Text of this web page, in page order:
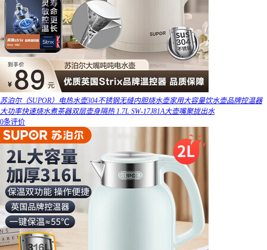
苏泊尔（SUPOR）电热水壶304不锈钢无缝内胆烧水壶家用大容量饮水壶品牌控温器
大功率快速烧水煮茶器双层壶身隔热 1.7L SW-17J81A大壶嘴聚拢出水
0条评价